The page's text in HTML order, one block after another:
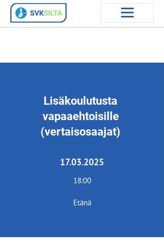
Lisäkoulutusta
vapaaehtoisille
(vertaisosaajat)
17.03.2025
18:00
Etänä